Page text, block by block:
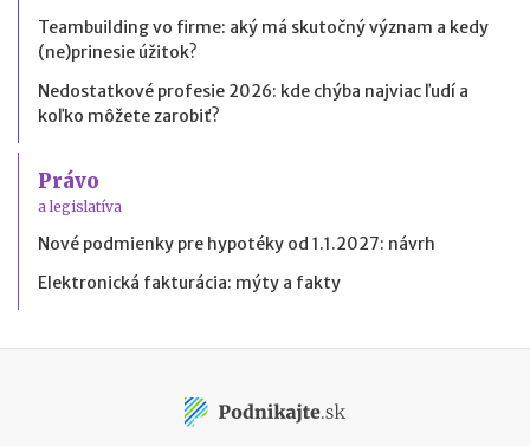
Teambuilding vo firme: aký má skutočný význam a kedy
(ne)prinesie úžitok?
Nedostatkové profesie 2026: kde chýba najviac ľudí a
koľko môžete zarobiť?
Právo
a legislatíva
Nové podmienky pre hypotéky od 1.1.2027: návrh
Elektronická fakturácia: mýty a fakty